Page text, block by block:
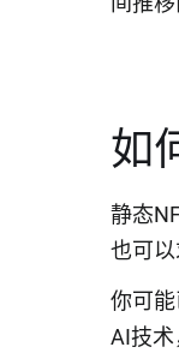
如
静态
也可
你可
AI技